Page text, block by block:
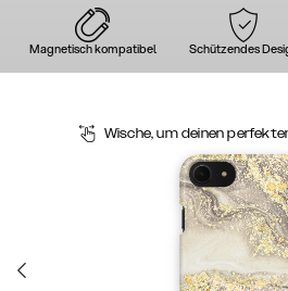
Magnetisch kompatibel Schützendes
Wische, um deinen